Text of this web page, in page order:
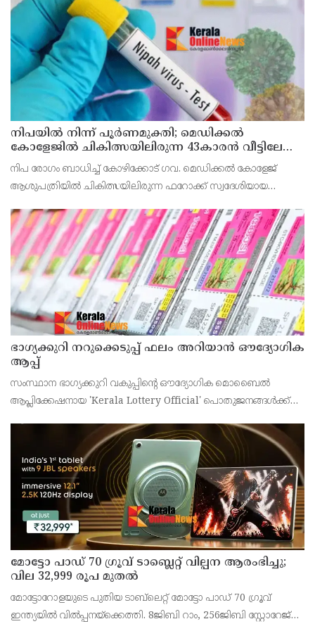
വൈകിട്ട് 4 മണി വരെ നൽകിയിരുന്നു
നിപയിൽ നിന്ന് പൂർണമുക്തി; മെഡിക്കൽ
കോളേജിൽ ചികിത്സയിലിരുന്ന 43കാരൻ വീട്ടിലേക്ക്
മടങ്ങി
നിപ രോഗം ബാധിച്ച് കോഴിക്കോട് ഗവ. മെഡിക്കൽ കോളേജ്
ആശുപത്രിയിൽ ചികിത്സയിലിരുന്ന ഫറോക്ക് സ്വദേശിയായ
ഭാഗ്യക്കുറി നറുക്കെടുപ്പ് ഫലം അറിയാൻ ഔദ്യോഗിക
ആപ്പ്
സംസ്ഥാന ഭാഗ്യക്കുറി വകുപ്പിന്റെ ഔദ്യോഗിക മൊബൈൽ
ആപ്ലിക്കേഷനായ 'Kerala Lottery Official' പൊതുജനങ്ങൾക്ക്
അഞ്ജു കെ എസ് അറിയിച്ചു.
മോട്ടോ പാഡ് 70 ഗ്രൂവ് ടാബ്ലെറ്റ് വില്പന ആരംഭിച്ചു;
വില 32,999 രൂപ മുതൽ
മോട്ടോറോളയുടെ പുതിയ ടാബ്‌ലെറ്റ് മോട്ടോ പാഡ് 70 ഗ്രൂവ്
ഇന്ത്യയിൽ വിൽപ്പനയ്‌ക്കെത്തി. 8ജിബി റാം, 256ജിബി സ്റ്റോറേജ്